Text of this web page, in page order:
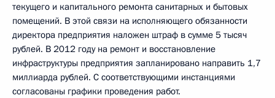
текущего и капитального ремонта санитарных и бытовых
помещений. В этой связи на исполняющего обязанности
директора предприятия наложен штраф в сумме 5 тысяч
рублей. В 2012 году на ремонт и восстановление
инфраструктуры предприятия запланировано направить 1,7
миллиарда рублей. С соответствующими инстанциями
согласованы графики проведения работ.